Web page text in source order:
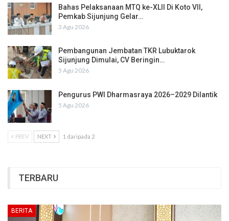
Bahas Pelaksanaan MTQ ke-XLII Di Koto VII,
Pemkab Sijunjung Gelar…
3 Agu 2026
Pembangunan Jembatan TKR Lubuktarok
Sijunjung Dimulai, CV Beringin…
5 Agu 2026
Pengurus PWI Dharmasraya 2026–2029 Dilantik
5 Agu 2026
PREV NEXT 1 daripada 2
TERBARU
BERITA